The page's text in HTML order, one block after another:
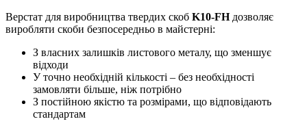
Верстат для виробництва твердих скоб K10-FHдозволяє
виробляти скоби безпосередньо в майстерні:
З власних залишків листового металу, що зменшує
відходи
У точно необхідній кількості – без необхідності
замовляти більше, ніж потрібно
З постійною якістю та розмірами, що відповідають
стандартам